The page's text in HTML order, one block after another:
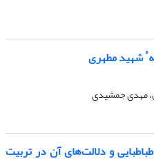
شهید مطهری
مهدی جمشیدی
و دلالت‌های آن در تربیت